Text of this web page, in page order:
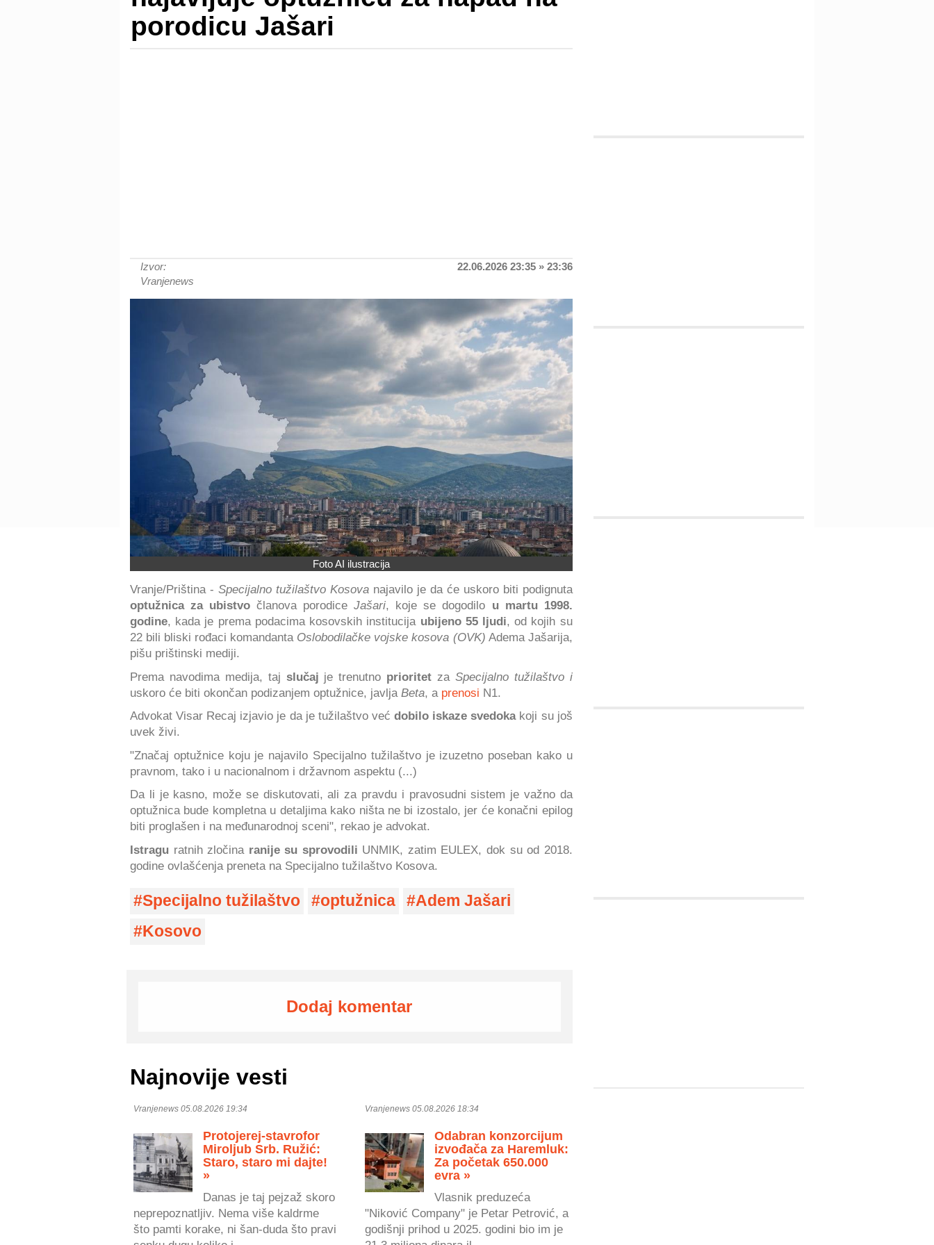
porodicu Jašari
Izvor:
Vranjenews
22.06.2026 23:35 » 23:36
Foto AI ilustracija
Vranje/Priština - Specijalno tužilaštvo Kosovanajavilo je da će uskoro biti podignuta
optužnica za ubistvo članova porodiceJašari, koje se dogodilo u martu 1998.
godine, kada je prema podacima kosovskih institucija ubijeno 55 ljudi, od kojih su
22 bili bliski rođaci komandanta Oslobodilačke vojske kosova (OVK) Adema Jašarija,
pišu prištinski mediji.
Prema navodima medija, taj slučaj je trenutno prioritet za Specijalno tužilaštvo i
uskoro će biti okončan podizanjem optužnice, javlja Beta, a prenosi N1.
Advokat Visar Recaj izjavio je da je tužilaštvo već dobilo iskaze svedoka koji su još
uvek živi.
"Značaj optužnice koju je najavilo Specijalno tužilaštvo je izuzetno poseban kako u
pravnom, tako i u nacionalnom i državnom aspektu (...)
Da li je kasno, može se diskutovati, ali za pravdu i pravosudni sistem je važno da
optužnica bude kompletna u detaljima kako ništa ne bi izostalo, jer će konačni epilog
biti proglašen i na međunarodnoj sceni", rekao je advokat.
Istragu ratnih zločina ranije su sprovodili UNMIK, zatim EULEX, dok su od 2018.
godine ovlašćenja preneta na Specijalno tužilaštvo Kosova.
Specijalno tužilaštvo optužnica
Adem Jašari
Kosovo
Dodaj komentar
Najnovije vesti
Vranjenews 05.08.2026 19:34
Protojerej-stavrofor
Miroljub Srb. Ružić:
Staro, staro mi dajte!
»
Danas je taj pejzaž skoro
neprepoznatljiv. Nema više kaldrme
što pamti korake, ni šan-duda što pravi
Vranjenews 05.08.2026 18:34
Odabran konzorcijum
izvođača za Haremluk:
Za početak 650.000
evra »
Vlasnik preduzeća
"Niković Company" je Petar Petrović, a
godišnji prihod u 2025. godini bio im je